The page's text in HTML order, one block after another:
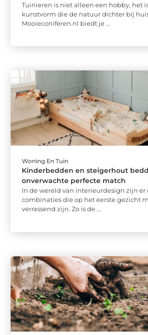
Tuinieren is niet alleen een hobby, het
kunstvorm die de natuur dichter bij
Mooieconiferen.nl biedt je ...
Woning En Tuin
Kinderbedden en steigerhout
onverwachte perfecte match
In de wereld van interieurdesign zijn er
combinaties die op het eerste gezicht
verrassend zijn. Zo is de ...